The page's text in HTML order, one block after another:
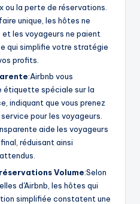
ou la perte de réservations.
unique, les hôtes ne
et les voyageurs ne paient
qui simplifie votre stratégie
profits.
:Airbnb vous
étiquette spéciale sur la
indiquant que vous prenez
pour les voyageurs.
aide les voyageurs
réduisant ainsi
Volume:Selon
d'Airbnb, les hôtes qui
simplifiée constatent une